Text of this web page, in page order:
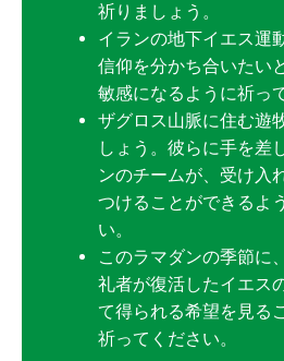
祈りましょう。
イランの地下イエス運
信仰を分かち合いたい
敏感になるように祈っ
ザグロス山脈に住む遊
しょう。彼らに手を差
ンのチームが、受け入
つけることができるよ
い。
このラマダンの季節に
礼者が復活したイエス
て得られる希望を見る
祈ってください。